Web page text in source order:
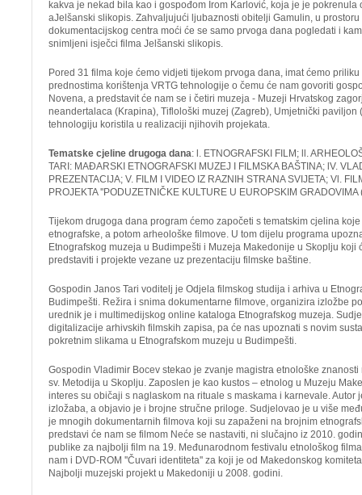
kakva je nekad bila kao i gospođom Irom Karlović, koja je je pokrenula
aJelšanski slikopis. Zahvaljujući ljubaznosti obitelji Gamulin, u
dokumentacijskog centra moći će se samo prvoga dana pogledati i
snimljeni isječci filma Jelšanski slikopis.
Pored 31 filma koje ćemo vidjeti tijekom prvoga dana, imat ćemo
prednostima korištenja VRTG tehnologije o čemu će nam govoriti
Novena, a predstavit će nam se i četiri muzeja - Muzeji Hrvatskog
neandertalaca (Krapina), Tiflološki muzej (Zagreb), Umjetnički paviljon
tehnologiju koristila u realizaciji njihovih projekata.
Tematske cjeline drugoga dana: l. ETNOGRAFSKI FILM; ll.
TARI: MAĐARSKI ETNOGRAFSKI MUZEJ I FILMSKA BAŠTINA; lV.
PREZENTACIJA; V. FILM I VIDEO IZ RAZNIH STRANA SVIJETA; Vl.
PROJEKTA ''PODUZETNIČKE KULTURE U EUROPSKIM
Tijekom drugoga dana program ćemo započeti s tematskim cjelina
etnografske, a potom arheološke filmove. U tom dijelu programa
Etnografskog muzeja u Budimpešti i Muzeja Makedonije u Skoplju koji
predstaviti i projekte vezane uz prezentaciju filmske baštine.
Gospodin Janos Tari voditelj je Odjela filmskog studija i arhiva u
Budimpešti. Režira i snima dokumentarne filmove, organizira izložbe
urednik je i multimedijskog online kataloga Etnografskog muzeja.
digitalizacije arhivskih filmskih zapisa, pa će nas upoznati s novim
pokretnim slikama u Etnografskom muzeju u Budimpešti.
Gospodin Vladimir Bocev stekao je zvanje magistra etnološke
sv. Metodija u Skoplju. Zaposlen je kao kustos – etnolog u Muzeju
interes su običaji s naglaskom na rituale s maskama i karnevale. Autor
izložaba, a objavio je i brojne stručne priloge. Sudjelovao je u više
je mnogih dokumentarnih filmova koji su zapaženi na brojnim
predstavi će nam se filmom Neće se nastaviti, ni slučajno iz 2010.
publike za najbolji film na 19. Međunarodnom festivalu etnološkog
nam i DVD-ROM ''Čuvari identiteta'' za koji je od Makedonskog
Najbolji muzejski projekt u Makedoniji u 2008. godini.